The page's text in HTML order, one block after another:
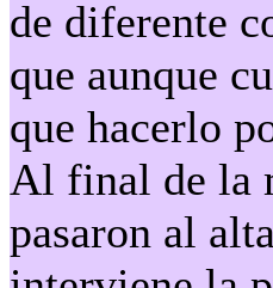
de diferente
que aunque
que hacerlo
Al final de la
pasaron al